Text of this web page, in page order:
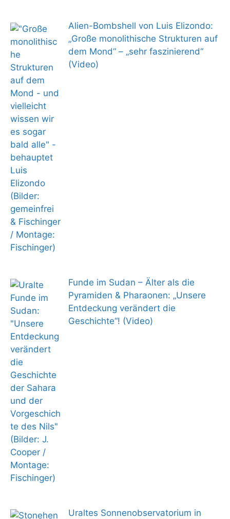
Alien-Bombshell von Luis Elizondo:
„Große monolithische Strukturen auf
dem Mond“ – „sehr faszinierend“
(Video)
Funde im Sudan – Älter als die
Pyramiden & Pharaonen: „Unsere
Entdeckung verändert die
Geschichte“! (Video)
Uraltes Sonnenobservatorium in